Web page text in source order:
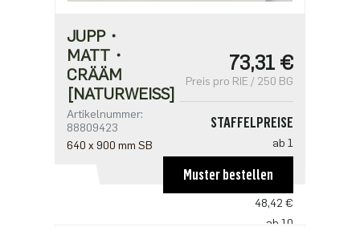
JUPP・
MATT・
CRÄÄM
[NATURWEISS]
Artikelnummer:
88809423
640 x 900 mm SB
73,31 €
Preis pro RIE / 250 BG
STAFFELPREISE
ab 1
ab 5
48,42 €
ab 10
Muster bestellen